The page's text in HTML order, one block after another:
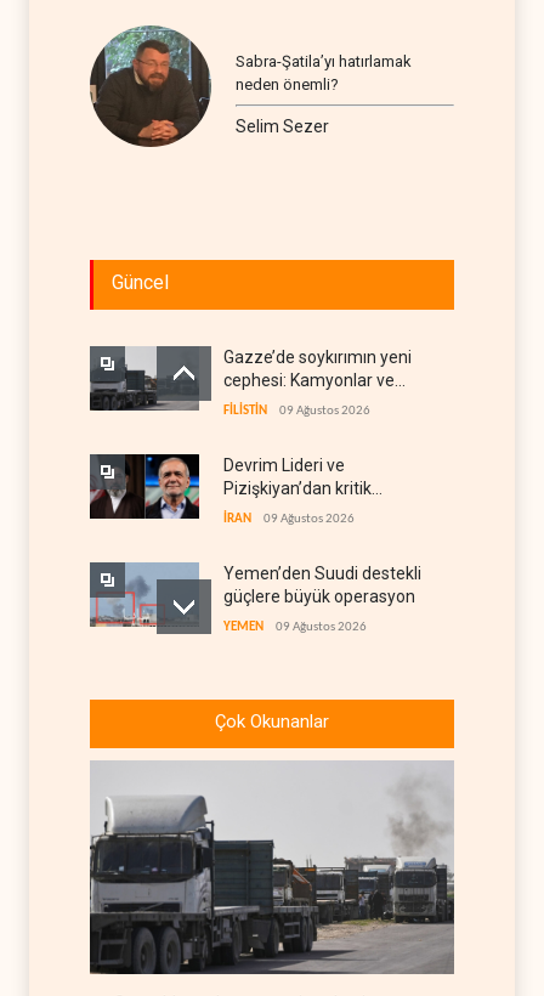
Sabra-Şatila’yı hatırlamak
neden önemli?
Selim Sezer
Güncel
Gazze’de soykırımın yeni
cephesi: Kamyonlar ve
sürücüler de hedefte
FİLİSTİN 09 Ağustos 2026
Devrim Lideri ve
Pizişkiyan’dan kritik
görüşme
İRAN 09 Ağustos 2026
Yemen’den Suudi destekli
güçlere büyük operasyon
YEMEN 09 Ağustos 2026
hamlesi
sürdürecek’
İRAN 09 Ağustos 2026
Yemen, Aramco’yu vurdu
YEMEN 09 Ağustos 2026
Çok Okunanlar